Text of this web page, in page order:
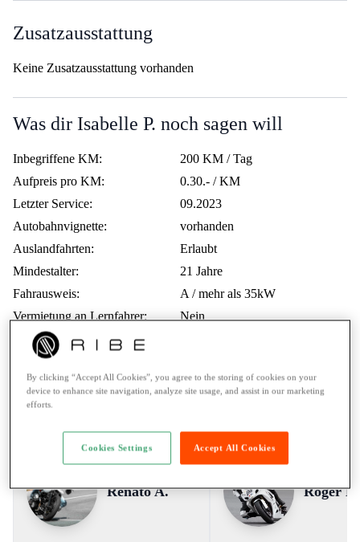
Zusatzausstattung
Keine Zusatzausstattung vorhanden
Was dir Isabelle P. noch sagen will
Inbegriffene KM:
200 KM / Tag
Aufpreis pro KM:
0.30.- / KM
Letzter Service:
09.2023
Autobahnvignette:
vorhanden
Auslandfahrten:
Erlaubt
Mindestalter:
21 Jahre
Fahrausweis:
A / mehr als 35kW
Vermietung an Lernfahrer:
Nein
Pannenhilfe:
Zahlungsarten:
Renato A. Roger B.
By clicking “Accept All Cookies”, you agree to the storing of cookies on your
device to enhance site navigation, analyze site usage, and assist in our marketing
efforts.
Accept All Cookies
Cookies Settings